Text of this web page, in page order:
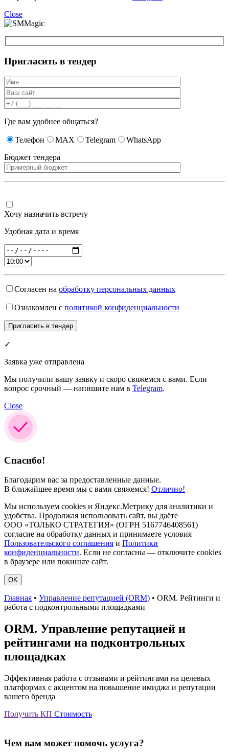
Close
Пригласить в тендер
Где вам удобнее общаться?
Телефон MAX Telegram
WhatsApp
Бюджет тендера
Хочу назначить встречу
Удобная дата и время
Согласен на обработку персональных данных
Ознакомлен с политикой конфиденциальности
✓
Заявка уже отправлена
Мы получили вашу заявку и скоро свяжемся с вами. Если
вопрос срочный — напишите нам в Telegram.
Close
Спасибо!
Благодарим вас за предоставленные данные.
В ближайшее время мы с вами свяжемся! Отлично!
Мы используем cookies и Яндекс.Метрику для аналитики и
удобства. Продолжая использовать сайт, вы даёте
ООО «ТОЛЬКО СТРАТЕГИЯ» (ОГРН 5167746408561)
согласие на обработку данных и принимаете условия
Пользовательского соглашения и Политики
конфиденциальности. Если не согласны — отключите cookies
в браузере или покиньте сайт.
OK
Главная • Управление репутацией (ORM) • ORM. Рейтинги и
работа с подконтрольными площадками
ORM. Управление репутацией и
рейтингами на подконтрольных
площадках
Эффективная работа с отзывами и рейтингами на целевых
платформах с акцентом на повышение имиджа и репутации
вашего бренда
Получить КП Стоимость
Чем вам может помочь услуга?